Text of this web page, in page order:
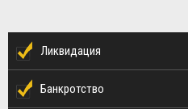
Ликвидация
Банкротство